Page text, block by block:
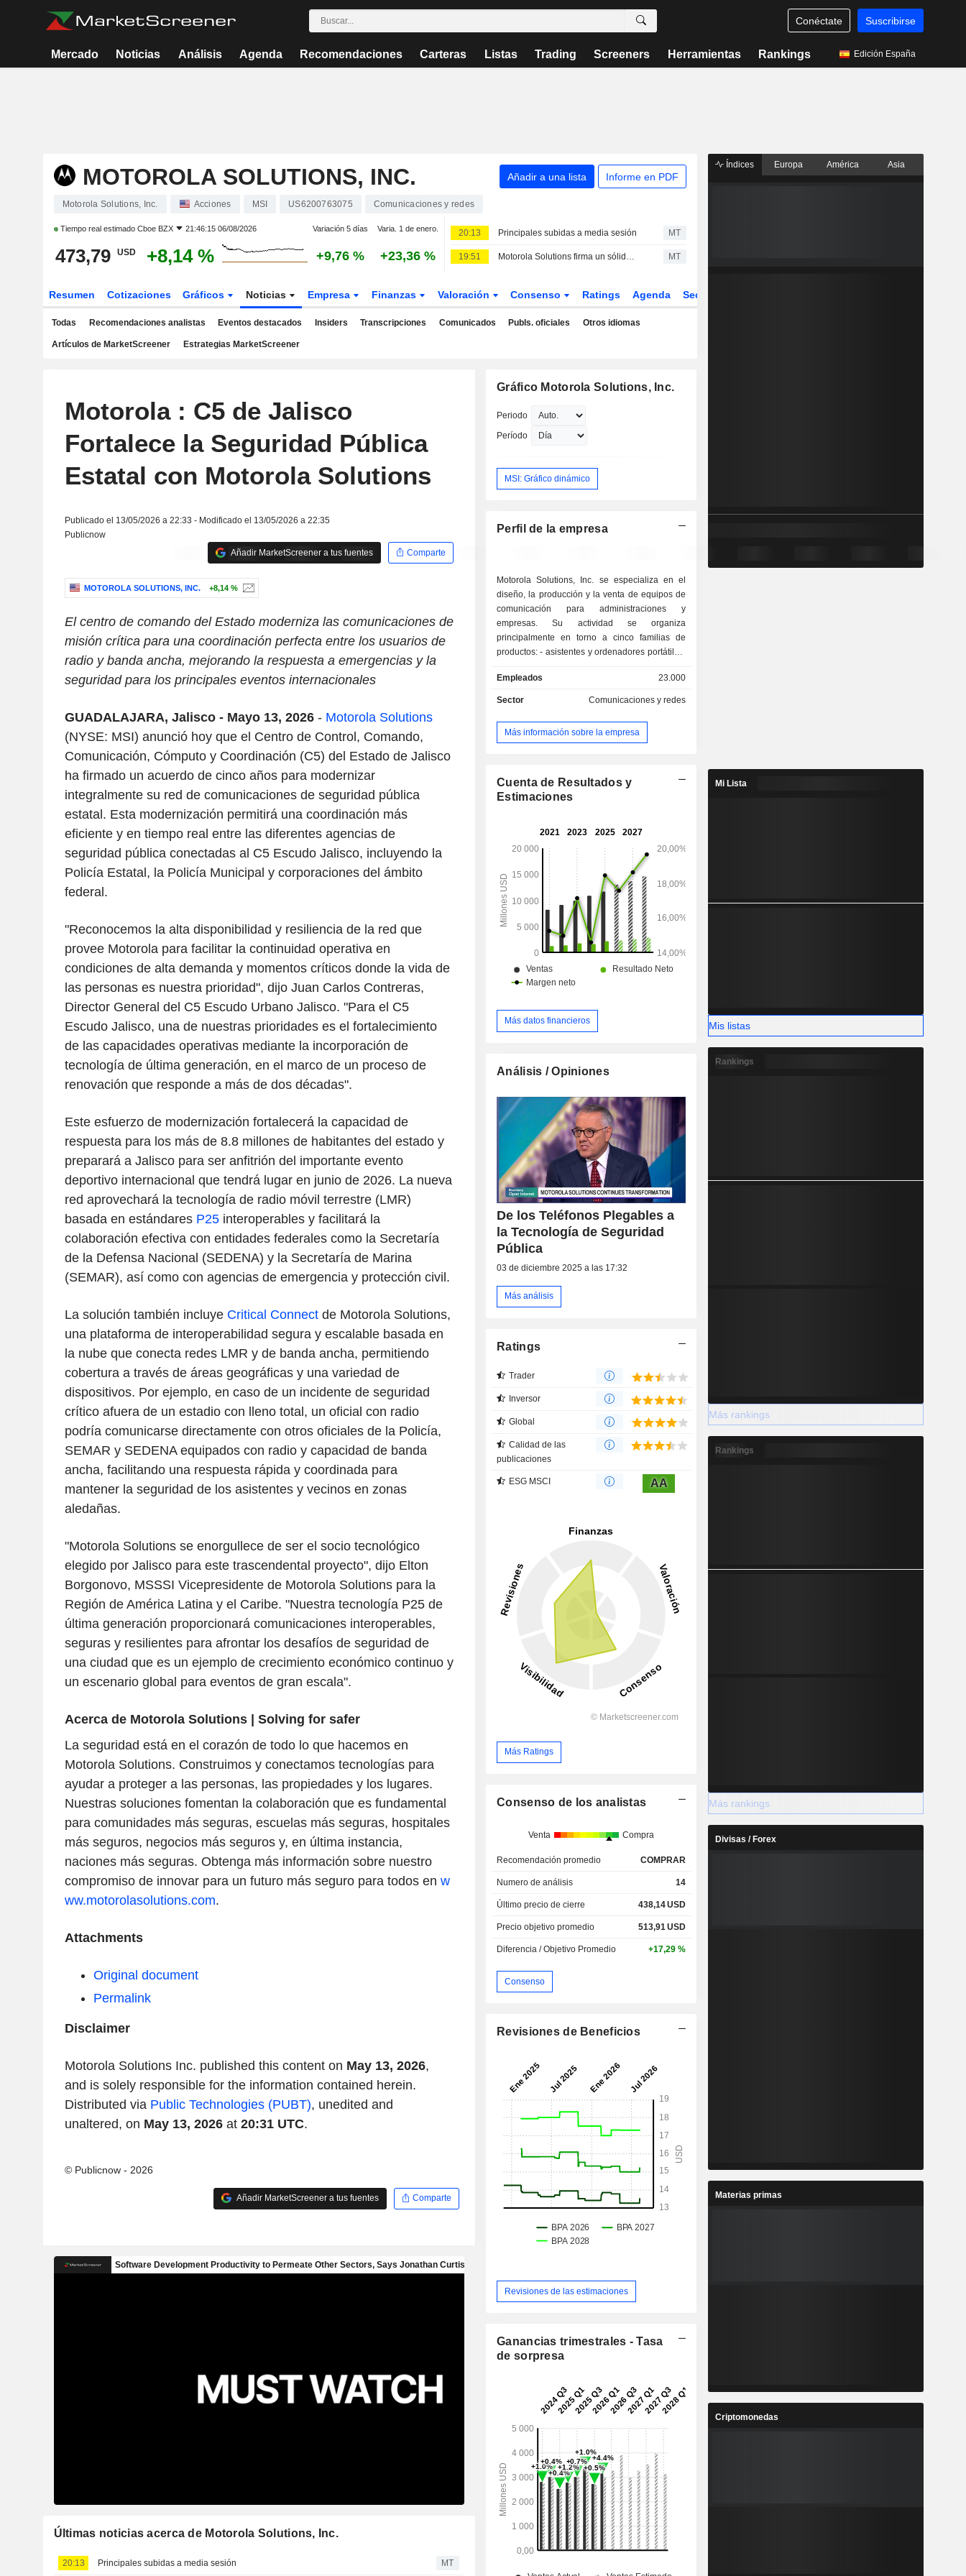
Conéctate Suscribirse
Mercado Noticias Análisis Agenda Recomendaciones Carteras Listas Trading Screeners Herramientas Rankings Edición España
MOTOROLA SOLUTIONS, INC. Añadir a una lista Informe en PDF
Motorola Solutions, Inc. Acciones MSI US6200763075 Comunicaciones y redes
Tiempo real estimado Cboe BZX 21:46:15 06/08/2026 Variación 5 días Varia. 1 de enero.
473,79 USD +8,14 % +9,76 % +23,36 %
20:13 Principales subidas a media sesión MT
19:51 Motorola Solutions firma un sólido segundo trimestre impulsada por el inesperado repunte de las radios de seguridad pública, según Morgan Stanley MT
Resumen Cotizaciones Gráficos Noticias Empresa Finanzas Valoración Consenso Ratings Agenda Sector
Todas Recomendaciones analistas Eventos destacados Insiders Transcripciones Comunicados Publs. oficiales Otros idiomas
Artículos de MarketScreener Estrategias MarketScreener
Motorola : C5 de Jalisco
Fortalece la Seguridad Pública
Estatal con Motorola Solutions
Publicado el 13/05/2026 a 22:33 - Modificado el 13/05/2026 a 22:35
Publicnow
Añadir MarketScreener a tus fuentes
Comparte
MOTOROLA SOLUTIONS, INC. +8,14 %
El centro de comando del Estado moderniza las comunicaciones de
misión crítica para una coordinación perfecta entre los usuarios de
radio y banda ancha, mejorando la respuesta a emergencias y la
seguridad para los principales eventos internacionales
GUADALAJARA, Jalisco - Mayo 13, 2026- Motorola Solutions
(NYSE: MSI) anunció hoy que el Centro de Control, Comando,
Comunicación, Cómputo y Coordinación (C5) del Estado de Jalisco
ha firmado un acuerdo de cinco años para modernizar
integralmente su red de comunicaciones de seguridad pública
estatal. Esta modernización permitirá una coordinación más
eficiente y en tiempo real entre las diferentes agencias de
seguridad pública conectadas al C5 Escudo Jalisco, incluyendo la
Policía Estatal, la Policía Municipal y corporaciones del ámbito
federal.
"Reconocemos la alta disponibilidad y resiliencia de la red que
provee Motorola para facilitar la continuidad operativa en
condiciones de alta demanda y momentos críticos donde la vida de
las personas es nuestra prioridad", dijo Juan Carlos Contreras,
Director General del C5 Escudo Urbano Jalisco. "Para el C5
Escudo Jalisco, una de nuestras prioridades es el fortalecimiento
de las capacidades operativas mediante la incorporación de
tecnología de última generación, en el marco de un proceso de
renovación que responde a más de dos décadas".
Este esfuerzo de modernización fortalecerá la capacidad de
respuesta para los más de 8.8 millones de habitantes del estado y
preparará a Jalisco para ser anfitrión del importante evento
deportivo internacional que tendrá lugar en junio de 2026. La nueva
red aprovechará la tecnología de radio móvil terrestre (LMR)
basada en estándares P25interoperables y facilitará la
colaboración efectiva con entidades federales como la Secretaría
de la Defensa Nacional (SEDENA) y la Secretaría de Marina
(SEMAR), así como con agencias de emergencia y protección civil.
La solución también incluye Critical Connectde Motorola Solutions,
una plataforma de interoperabilidad segura y escalable basada en
la nube que conecta redes LMR y de banda ancha, permitiendo
cobertura a través de áreas geográficas y una variedad de
dispositivos. Por ejemplo, en caso de un incidente de seguridad
crítico afuera de un estadio con lleno total, un oficial con radio
podría comunicarse directamente con otros oficiales de la Policía,
SEMAR y SEDENA equipados con radio y capacidad de banda
ancha, facilitando una respuesta rápida y coordinada para
mantener la seguridad de los asistentes y vecinos en zonas
aledañas.
"Motorola Solutions se enorgullece de ser el socio tecnológico
elegido por Jalisco para este trascendental proyecto", dijo Elton
Borgonovo, MSSSI Vicepresidente de Motorola Solutions para la
Región de América Latina y el Caribe. "Nuestra tecnología P25 de
última generación proporcionará comunicaciones interoperables,
seguras y resilientes para afrontar los desafíos de seguridad de
una ciudad que es un ejemplo de crecimiento económico continuo y
un escenario global para eventos de gran escala".
Acerca de Motorola Solutions | Solving for safer
La seguridad está en el corazón de todo lo que hacemos en
Motorola Solutions. Construimos y conectamos tecnologías para
ayudar a proteger a las personas, las propiedades y los lugares.
Nuestras soluciones fomentan la colaboración que es fundamental
para comunidades más seguras, escuelas más seguras, hospitales
más seguros, negocios más seguros y, en última instancia,
naciones más seguras. Obtenga más información sobre nuestro
compromiso de innovar para un futuro más seguro para todos en w
ww.motorolasolutions.com.
Attachments
Original document
Permalink
Disclaimer
Motorola Solutions Inc. published this content on May 13, 2026,
and is solely responsible for the information contained herein.
Distributed via Public Technologies (PUBT), unedited and
unaltered, on May 13, 2026at 20:31 UTC.
© Publicnow - 2026
Añadir MarketScreener a tus fuentes Comparte
Últimas noticias acerca de Motorola Solutions, Inc.
20:13 Principales subidas a media sesión MT
Gráfico Motorola Solutions, Inc.
Periodo
Período
MSI: Gráfico dinámico
Perfil de la empresa
Motorola Solutions, Inc. se especializa en el
diseño, la producción y la venta de equipos de
comunicación para administraciones y
empresas. Su actividad se organiza
principalmente en torno a cinco familias de
productos: - asistentes y ordenadores portátiles;
inalámbricas; - sistemas de radio privados; -
lectores de códigos de barras. Las ventas netas
de productos (58 %) y servicios (42 %). Las
ventas netas se distribuyen geográficamente de
(23,2 %).
Empleados 23.000
Sector Comunicaciones y redes
Más información sobre la empresa
Cuenta de Resultados y
Estimaciones
Más datos financieros
Análisis / Opiniones
De los Teléfonos Plegables a
la Tecnología de Seguridad
Pública
03 de diciembre 2025 a las 17:32
Más análisis
Ratings
Trader
Inversor
Global
Calidad de las
publicaciones
ESG MSCI AA
Más Ratings
Consenso de los analistas
Venta Compra
Recomendación promedio COMPRAR
Numero de análisis 14
Último precio de cierre 438,14USD
Precio objetivo promedio 513,91USD
Diferencia / Objetivo Promedio +17,29 %
Consenso
Revisiones de Beneficios
Revisiones de las estimaciones
Ganancias trimestrales - Tasa
de sorpresa
Índices Europa América Asia
Mi Lista
Mis listas
Rankings
Más rankings
Rankings
Más rankings
Divisas / Forex
Materias primas
Criptomonedas